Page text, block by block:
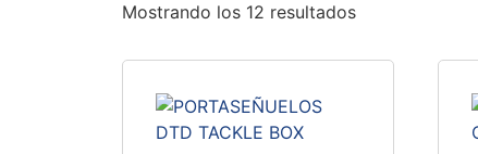
Mostrando los 12 resultados